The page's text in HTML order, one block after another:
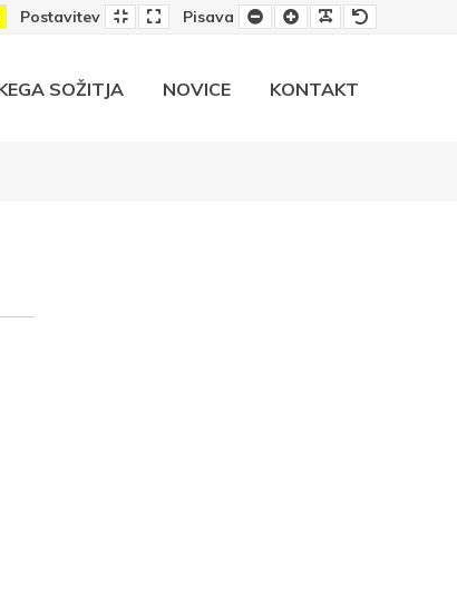
Postavitev Privzeta
postavitev
Široka
postavitev
Pisava Manjša
pisava
Večja
pisava
Berljiva
pisava
Privzeta
pisava
SOŽITJA NOVICE KONTAKT